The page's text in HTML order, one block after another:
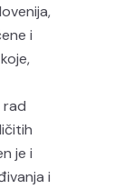
i
rad
je i
i